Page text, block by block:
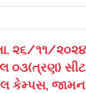
૨૬/૧૧/
૦૩(ત્રણ)
કેમ્પસ,